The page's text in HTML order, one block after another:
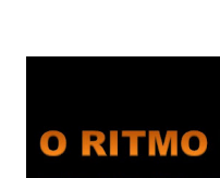
relacionamos e vai se
iluminados daqueles com
círculo cada vez maior de
DO APOSENTO Dentro